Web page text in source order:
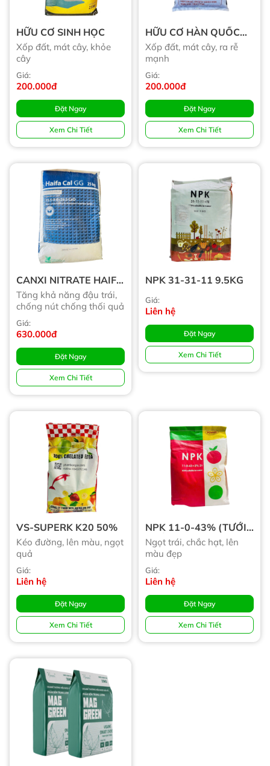
HỮU CƠ SINH HỌC
Xốp đất, mát cây, khỏe
cây
Giá:
200.000đ
Đặt Ngay
Xem Chi Tiết
HỮU CƠ HÀN QUỐC
(Tạm Hết)
Xốp đất, mát cây, ra rễ
mạnh
Giá:
200.000đ
Đặt Ngay
Xem Chi Tiết
CANXI NITRATE HAIFA
25KG
Tăng khả năng đậu trái,
chống nút chống thối quả
Giá:
630.000đ
Đặt Ngay
Xem Chi Tiết
NPK 31-31-11 9.5KG
Giá:
Liên hệ
Đặt Ngay
Xem Chi Tiết
VS-SUPERK K20 50%
Kéo đường, lên màu, ngọt
quả
Giá:
Liên hệ
Đặt Ngay
Xem Chi Tiết
NPK 11-0-43% (TƯỚI
NHỎ GIỌT)
Ngọt trái, chắc hạt, lên
màu đẹp
Giá:
Liên hệ
Đặt Ngay
Xem Chi Tiết